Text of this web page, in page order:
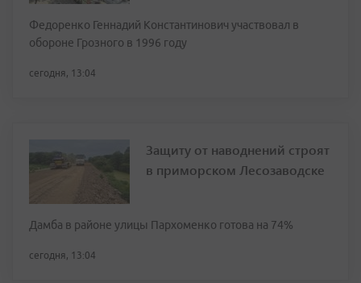
Федоренко Геннадий Константинович участвовал в
обороне Грозного в 1996 году
сегодня, 13:04
Защиту от наводнений строят
в приморском Лесозаводске
Дамба в районе улицы Пархоменко готова на 74%
сегодня, 13:04